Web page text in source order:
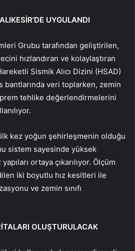
UYGULANDI
Grubu tarafından geliştirilen,
hızlandıran ve kolaylaştıran
Sismik Alıcı Dizini (HSAD)
bantlarında veri toplarken, zemin
tehlike değerlendirmelerini
ilk kez yoğun şehirleşmenin olduğu
sistem sayesinde yüksek
ortaya çıkarılıyor. Ölçüm
iki boyutlu hız kesitleri ile
ve zemin sınıfı
OLUŞTURULACAK